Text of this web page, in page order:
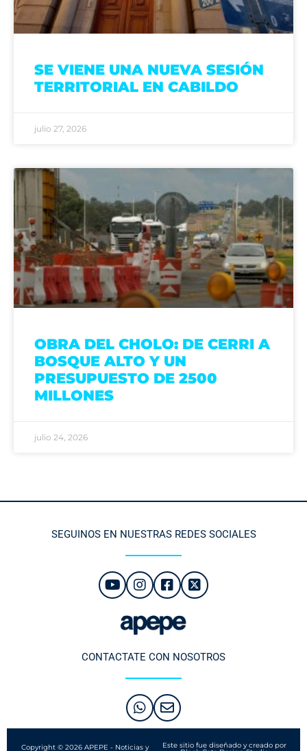
SE VIENE UNA NUEVA SESIÓN
TERRITORIAL EN CABILDO
julio 27, 2026
OBRA DEL CHOLO: DE CERRI A
BOSQUE ALTO Y UN
PRESUPUESTO DE 2500
MILLONES
julio 24, 2026
SEGUINOS EN NUESTRAS REDES SOCIALES
CONTACTATE CON NOSOTROS
Copyright © 2026 APEPE - Noticias y Este sitio fue diseñado y creado por